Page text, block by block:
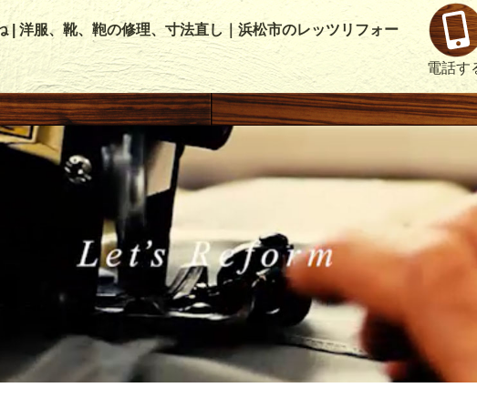
| 洋服、靴、鞄の修理、寸法直し｜浜松市のレッツリフォー
電話す